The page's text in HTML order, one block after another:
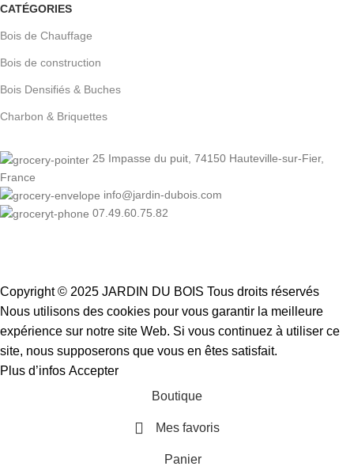
CATÉGORIES
Bois de Chauffage
Bois de construction
Bois Densifiés & Buches
Charbon & Briquettes
25 Impasse du puit, 74150 Hauteville-sur-Fier,
France
info@jardin-dubois.com
07.49.60.75.82
Copyright © 2025 JARDIN DU BOIS Tous droits réservés
Nous utilisons des cookies pour vous garantir la meilleure
expérience sur notre site Web. Si vous continuez à utiliser ce
site, nous supposerons que vous en êtes satisfait.
Plus d’infos Accepter
Boutique
Mes favoris
Panier